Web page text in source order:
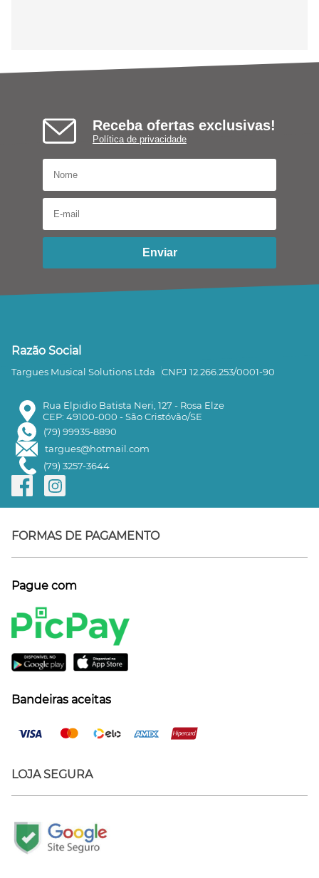
Receba ofertas exclusivas!
Política de privacidade
Enviar
Razão Social
Targues Musical Solutions Ltda CNPJ 12.266.253/0001-90
Rua Elpidio Batista Neri, 127 - Rosa Elze
CEP: 49100-000 - São Cristóvão/SE
(79) 99935-8890
targues@hotmail.com
(79) 3257-3644
FORMAS DE PAGAMENTO
Pague com
Bandeiras aceitas
LOJA SEGURA